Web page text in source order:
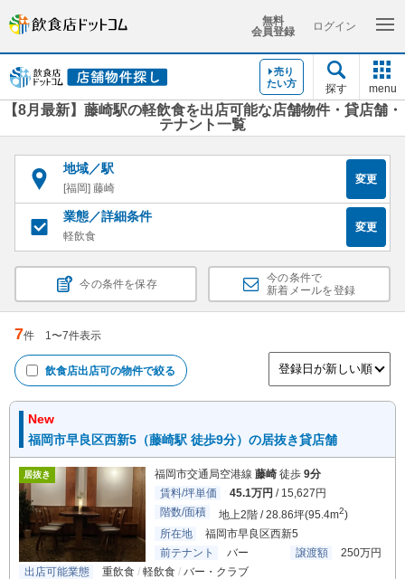
無料
会員登録
ログイン
売り
たい方
探す menu
【8月最新】藤崎駅の軽飲食を出店可能な店舗物件・貸店舗・
テナント一覧
地域／駅
[福岡] 藤崎
変更
業態／詳細条件
軽飲食
変更
今の条件を保存
今の条件で
新着メールを登録
7件 1〜7件表示
飲食店出店可の物件で絞る
New
福岡市早良区西新5（藤崎駅 徒歩9分）の居抜き貸店舗
居抜き 福岡市交通局空港線 藤崎 徒歩 9分
賃料/坪単価
45.1万円 / 15,627円
階数/面積
地上2階 / 28.86坪(95.4m2)
所在地
福岡市早良区西新5
前テナント
バー 譲渡額
250万円
出店可能業態
重飲食 軽飲食 バー・クラブ